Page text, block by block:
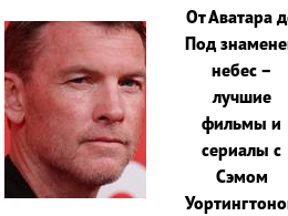
От Аватара
Под
небес –
лучшие
фильмы и
сериалы с
Сэмом